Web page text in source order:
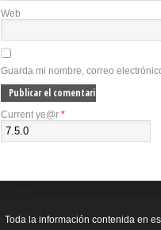
Web
Guarda mi nombre, correo
Current ye@r *
Toda la información contenida en